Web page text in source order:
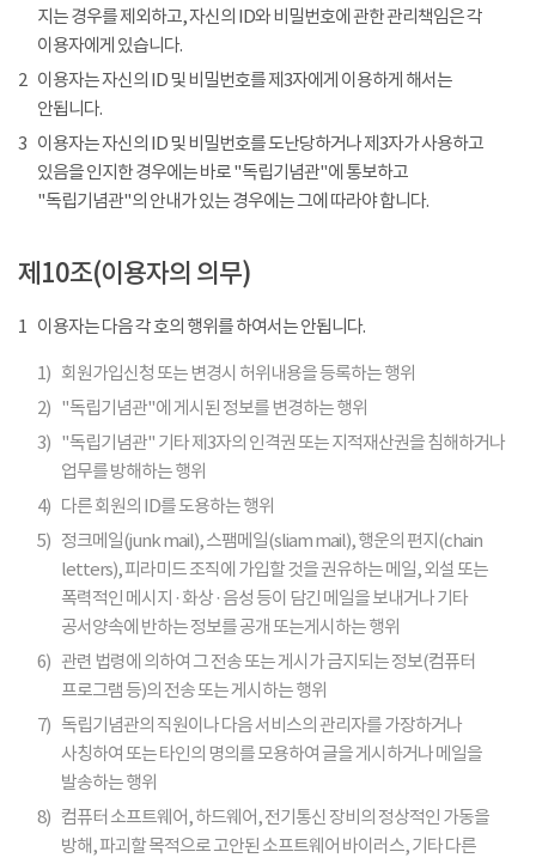
지는 경우를 제외하고, 자신의 ID와 비밀번호에 관한 관리책임은 각
이용자에게 있습니다.
2 이용자는 자신의 ID 및 비밀번호를 제3자에게 이용하게 해서는
안됩니다.
3 이용자는 자신의 ID 및 비밀번호를 도난당하거나 제3자가 사용하고
있음을 인지한 경우에는 바로 "독립기념관"에 통보하고
"독립기념관"의 안내가 있는 경우에는 그에 따라야 합니다.
제10조(이용자의 의무)
1 이용자는 다음 각 호의 행위를 하여서는 안됩니다.
1) 회원가입신청 또는 변경시 허위내용을 등록하는 행위
2) "독립기념관"에 게시된 정보를 변경하는 행위
3) "독립기념관" 기타 제3자의 인격권 또는 지적재산권을 침해하거나
업무를 방해하는 행위
4) 다른 회원의 ID를 도용하는 행위
5) 정크메일(junk mail), 스팸메일(sliam mail), 행운의 편지(chain
letters), 피라미드 조직에 가입할 것을 권유하는 메일, 외설 또는
폭력적인 메시지 · 화상 · 음성 등이 담긴 메일을 보내거나 기타
공서양속에 반하는 정보를 공개 또는게시하는 행위
6) 관련 법령에 의하여 그 전송 또는 게시가 금지되는 정보(컴퓨터
프로그램 등)의 전송 또는 게시하는 행위
7) 독립기념관의 직원이나 다음 서비스의 관리자를 가장하거나
사칭하여 또는 타인의 명의를 모용하여 글을 게시하거나 메일을
발송하는 행위
8) 컴퓨터 소프트웨어, 하드웨어, 전기통신 장비의 정상적인 가동을
방해, 파괴할 목적으로 고안된 소프트웨어 바이러스, 기타 다른